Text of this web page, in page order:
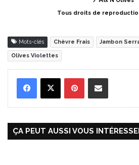
Tous droits de
Mots-clés Chèvre Frais Jambon
Olives Violettes
ÇA PEUT AUSSI VOUS